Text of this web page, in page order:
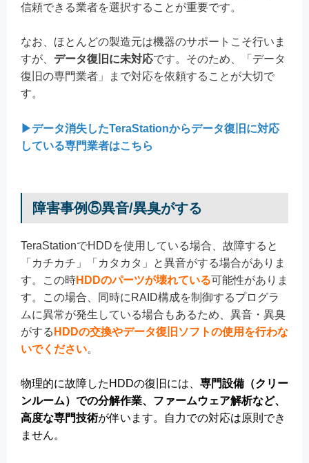
信頼できる業者を選択することが重要です。
なお、ほとんどの製造元は機器のサポートこそ行いま
すが、 データ復旧に未対応です。そのため、「データ
復旧の専門業者」まで対応を依頼することが大切で
す。
▶データ消失したTeraStationからデータ復旧に対応
している専門業者はこちら
障害事例⑤異音/異臭がする
TeraStationでHDDを使用している場合、故障すると
「カチカチ」「カタカタ」と異音がする場合がありま
す。この時HDDのパーツが壊れている可能性がありま
す。この場合、同時にRAID構成を制御するプログラ
ムに異常が発生している場合もあるため、異音・異臭
がする HDDの交換やデータ復旧ソフトの使用を行わな
いでください。
物理的に故障したHDDの復旧には、 専門設備（クリー
ンルーム） での分解作業、ファームウェア解析など、
高度な専門技術が伴います。自力での対応は原則でき
ません。